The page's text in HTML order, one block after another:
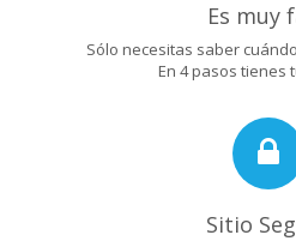
Es muy
Sólo necesitas saber
En 4 pasos tienes
Sitio